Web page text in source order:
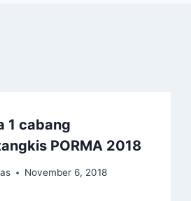
1 cabang
PORMA 2018
November 6, 2018